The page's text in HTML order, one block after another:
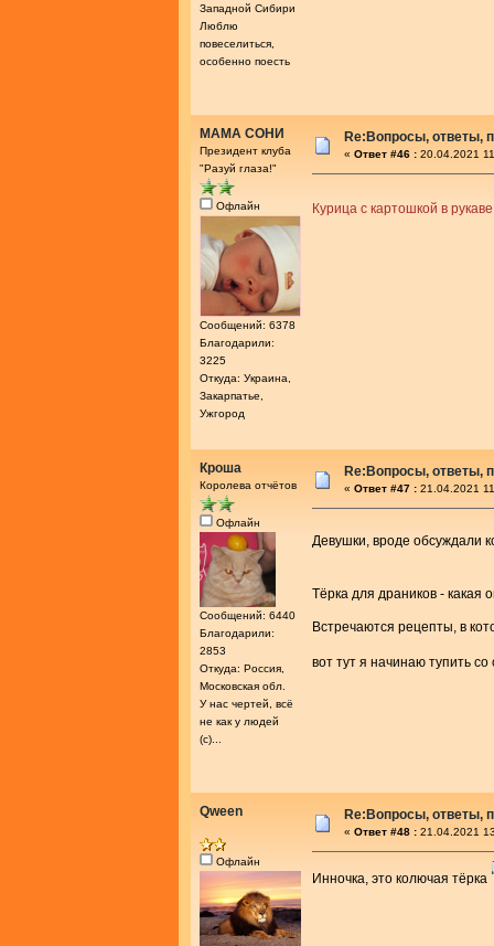
Западной Сибири
Люблю
повеселиться,
особенно поесть
МАМА СОНИ
Президент клуба
"Разуй глаза!"
Офлайн
Сообщений: 6378
Благодарили:
3225
Откуда: Украина,
Закарпатье,
Ужгород
Re:Вопросы, ответы,
« Ответ #46 : 20.04.2021
Курица с картошкой в
Кроша
Королева отчётов
Офлайн
Сообщений: 6440
Благодарили:
2853
Откуда: Россия,
Московская обл.
У нас чертей, всё
не как у людей
(с)...
Re:Вопросы, ответы,
« Ответ #47 : 21.04.2021
Девушки, вроде обсуждали
Тёрка для драников - какая
Встречаются рецепты, в
вот тут я начинаю тупить
Qween
Офлайн
Re:Вопросы, ответы,
« Ответ #48 : 21.04.2021
Инночка, это колючая тёрка